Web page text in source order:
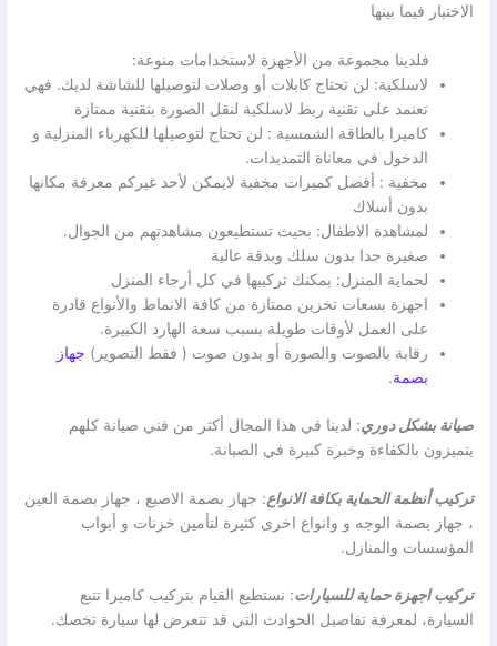
الاختيار فيما بينها
فلدينا مجموعة من الأجهزة لاستخدامات منوعة:
لاسلكية: لن تحتاج كابلات أو وصلات لتوصيلها للشاشة لديك. فهي
تعنمد على تقنية ربط لاسلكية لنقل الصورة بتقنية ممتازة
كاميرا بالطاقة الشمسية : لن تحتاج لتوصيلها للكهرباء المنزلية و
الدخول في معاناة التمديدات.
مخفية : أفضل كميرات مخفية لايمكن لأحد غيركم معرفة مكانها
بدون أسلاك
لمشاهدة الاطفال: بحيث تستطيعون مشاهدتهم من الجوال.
صغيرة جدا بدون سلك وبدقة عالية
لحماية المنزل: يمكنك تركيبها في كل أرجاء المنزل
اجهزة بسعات تخزين ممتازة من كافة الانماط والأنواع قادرة
على العمل لأوقات طويلة بسبب سعة الهارد الكبيرة.
رقابة بالصوت والصورة أو بدون صوت ( فقط التصوير) جهاز
بصمة.
صيانة بشكل دوري: لدينا في هذا المجال أكثر من فني صيانة كلهم
يتميزون بالكفاءة وخبرة كبيرة في الصيانة.
تركيب أنظمة الحماية بكافة الانواع: جهاز بصمة الاصبع ، جهاز بصمة العين
، جهاز بصمة الوجه و وانواع اخرى كثيرة لتأمين خزنات و أبواب
المؤسسات والمنازل.
تركيب اجهزة حماية للسيارات: نستطيع القيام بتركيب كاميرا تتبع
السيارة، لمعرفة تفاصيل الحوادث التي قد تتعرض لها سيارة تخصك.